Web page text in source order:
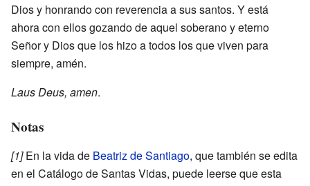
Dios y honrando con reverencia a sus santos. Y está
ahora con ellos gozando de aquel soberano y eterno
Señor y Dios que los hizo a todos los que viven para
siempre, amén.
Laus Deus, amen.
Notas
[1]En la vida de Beatriz de Santiago, que también se edita
en el Catálogo de Santas Vidas, puede leerse que esta